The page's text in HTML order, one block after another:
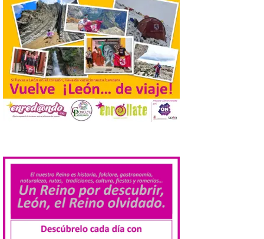
celebración del Iberia
Eclipse Festival
6 Ago 2026
Durante la mañana de ayer
miércoles ha sido
registrada en el
Ayuntamiento una
solicitud relacionada con
la celebración de este evento. Ante las
informaciones aparecidas en distintos
La Universidad de León
retoma las excavaciones
en La Peña del Castro para
profundizar en la vida
cotidiana de la Edad del